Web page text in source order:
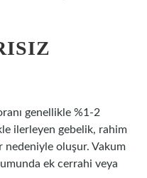
genellikle %1-2
ilerleyen gebelik, rahim
nedeniyle oluşur. Vakum
ek cerrahi veya